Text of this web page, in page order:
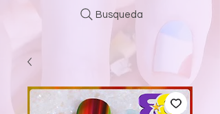
Busqueda